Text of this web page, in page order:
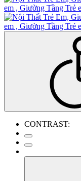
CONTRAST: